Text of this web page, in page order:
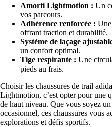
Amorti Lightmotion : Un
vos parcours.
Adhérence renforcée :
offrant traction et durabilité.
Système de laçage
un confort optimal.
Tige respirante : Une
pieds au frais.
Choisir les chaussures de trail
Lightmotion, c’est opter pour une
de haut niveau. Que vous soyez
occasionnel, ces chaussures vous
explorations et défis sportifs.